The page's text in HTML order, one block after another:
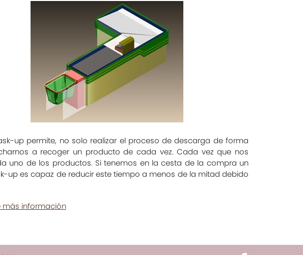
up permite, no solo realizar el proceso de descarga de forma
a recoger un producto de cada vez. Cada vez que nos
de los productos. Si tenemos en la cesta de la compra un
up es capaz de reducir este tiempo a menos de la mitad debido
más información